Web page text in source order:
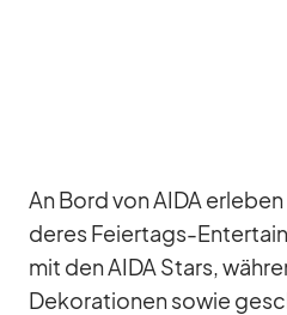
An Bord von AIDA
de­res Fei­er­tags-
mit den AIDA Stars,
De­ko­ra­tio­nen so­wie